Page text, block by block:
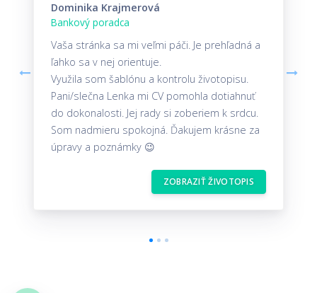
Dominika Krajmerová
Bankový poradca
Vaša stránka sa mi veľmi páči. Je prehľadná a
ľahko sa v nej orientuje.
Využila som šablónu a kontrolu životopisu.
Pani/slečna Lenka mi CV pomohla dotiahnuť
do dokonalosti. Jej rady si zoberiem k srdcu.
Som nadmieru spokojná. Ďakujem krásne za
úpravy a poznámky 😉
ZOBRAZIŤ ŽIVOTOPIS